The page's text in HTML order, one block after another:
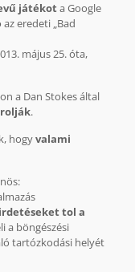
játékota Google
eredeti „Bad
május 25. óta,
a Dan Stokes által
.
hogyvalami
tol a
a böngészési
tartózkodási helyét